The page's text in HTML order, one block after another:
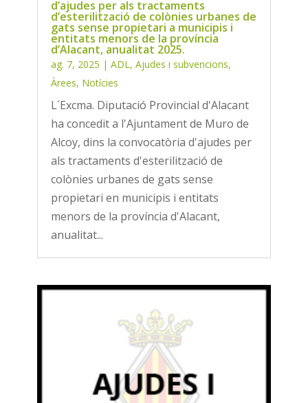
d’ajudes per als tractaments
d’esterilització de colònies urbanes de
gats sense propietari a municipis i
entitats menors de la província
d’Alacant, anualitat 2025.
ag. 7, 2025 | ADL , Ajudes i subvencions,
Àrees, Notícies
L´Excma. Diputació Provincial d'Alacant
ha concedit a l'Ajuntament de Muro de
Alcoy, dins la convocatòria d'ajudes per
als tractaments d'esterilització de
colònies urbanes de gats sense
propietari en municipis i entitats
menors de la província d'Alacant,
anualitat...